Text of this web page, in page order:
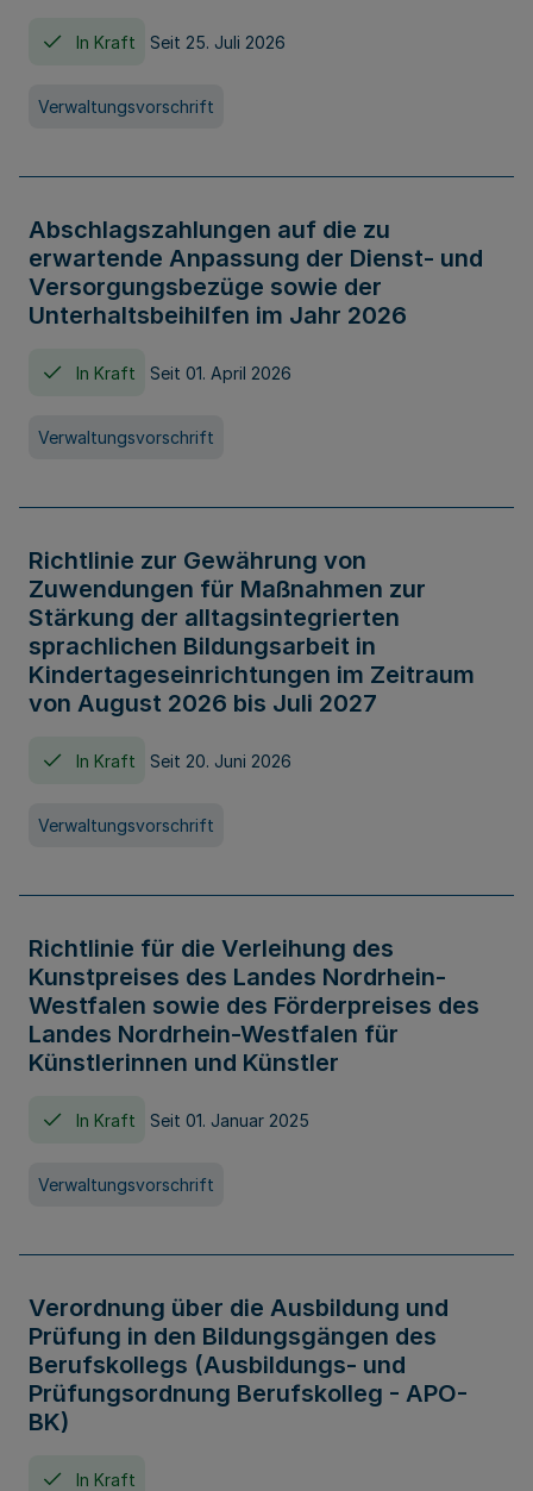
In Kraft Seit 25. Juli 2026
Verwaltungsvorschrift
Abschlagszahlungen auf die zu
erwartende Anpassung der Dienst- und
Versorgungsbezüge sowie der
Unterhaltsbeihilfen im Jahr 2026
In Kraft Seit 01. April 2026
Verwaltungsvorschrift
Richtlinie zur Gewährung von
Zuwendungen für Maßnahmen zur
Stärkung der alltagsintegrierten
sprachlichen Bildungsarbeit in
Kindertageseinrichtungen im Zeitraum
von August 2026 bis Juli 2027
In Kraft Seit 20. Juni 2026
Verwaltungsvorschrift
Richtlinie für die Verleihung des
Kunstpreises des Landes Nordrhein-
Westfalen sowie des Förderpreises des
Landes Nordrhein-Westfalen für
Künstlerinnen und Künstler
In Kraft Seit 01. Januar 2025
Verwaltungsvorschrift
Verordnung über die Ausbildung und
Prüfung in den Bildungsgängen des
Berufskollegs (Ausbildungs- und
Prüfungsordnung Berufskolleg - APO-
BK)
In Kraft